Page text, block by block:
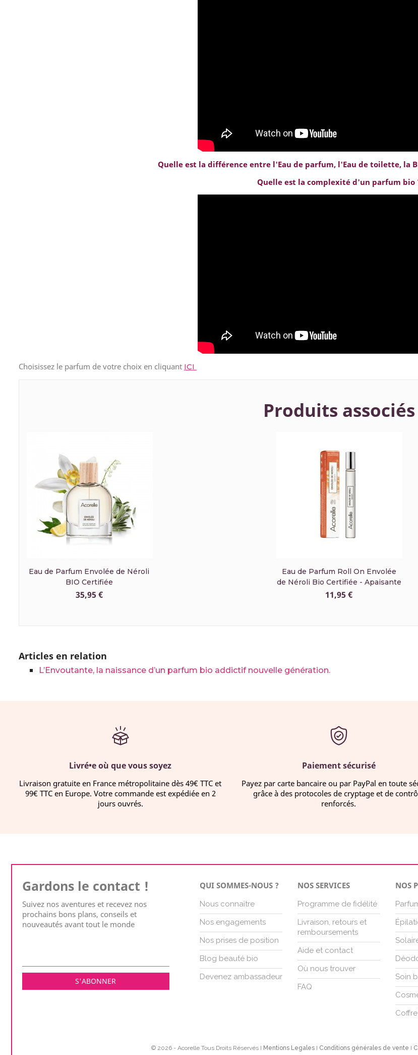
Quelle est la différence entre l'Eau de parfum, l'Eau de toilette, la
Quelle est la complexité d'un parfum bio
Choisissez le parfum de votre choix en cliquant ICI
Produits associés
Eau de Parfum Envolée de Néroli
BIO Certifiée
35,95 €
Eau de Parfum Roll On Envolée
de Néroli Bio Certifiée - Apaisante
11,95 €
Articles en relation
L’Envoutante, la naissance d’un parfum bio addictif nouvelle génération.
Livré•e où que vous soyez
Livraison gratuite en France métropolitaine dès 49€ TTC et
99€ TTC en Europe. Votre commande est expédiée en 2
jours ouvrés.
Paiement sécurisé
Payez par carte bancaire ou par PayPal en toute
grâce à des protocoles de cryptage et de
renforcés.
Gardons le contact !
Suivez nos aventures et recevez nos
prochains bons plans, conseils et
nouveautés avant tout le monde
QUI SOMMES-NOUS ?
Nous connaître
Nos engagements
Nos prises de position
Blog beauté bio
Devenez ambassadeur
NOS SERVICES
Programme de fidélité
Livraison, retours et
remboursements
Aide et contact
Où nous trouver
FAQ
NOS
Soin
© 2026 - Acorelle Tous Droits Réservés I Mentions Legales I Conditions générales de vente I